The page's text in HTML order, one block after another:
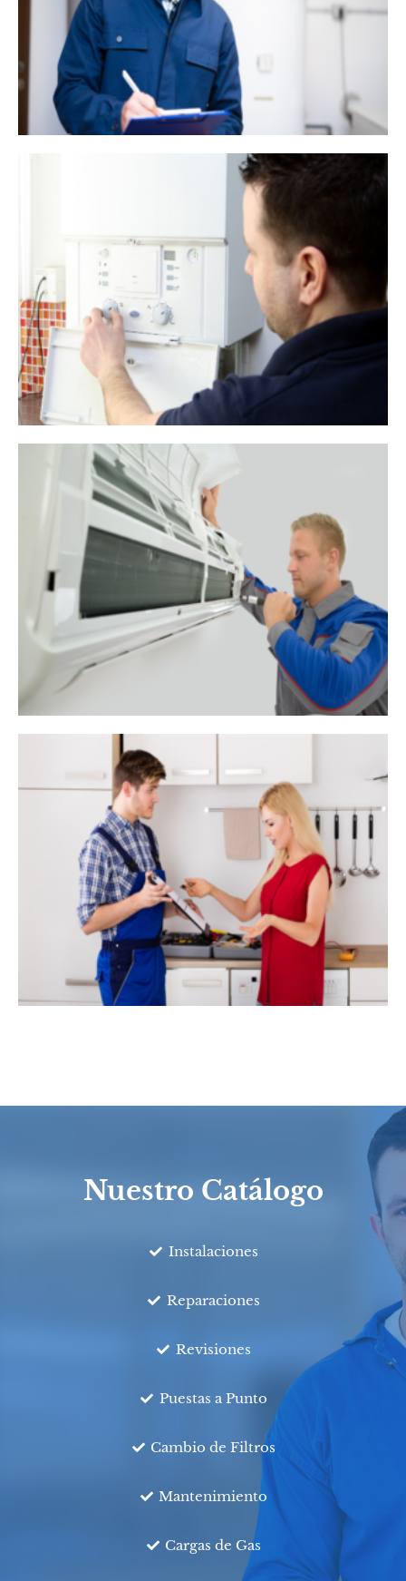
Nuestro Catálogo
Instalaciones
Reparaciones
Revisiones
Puestas a Punto
Cambio de Filtros
Mantenimiento
Cargas de Gas